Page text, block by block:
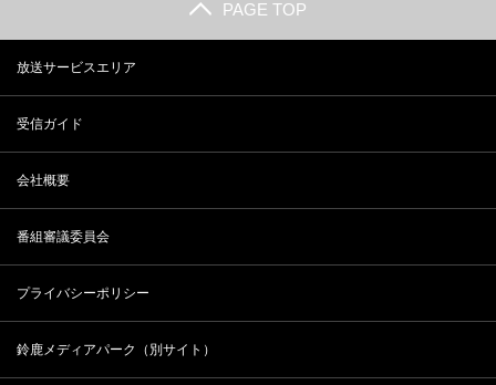
PAGE TOP
放送サービスエリア
受信ガイド
会社概要
番組審議委員会
プライバシーポリシー
鈴鹿メディアパーク（別サイト）